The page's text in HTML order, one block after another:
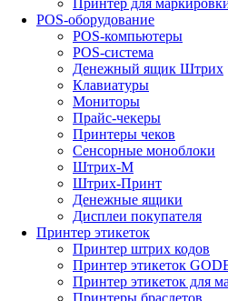
Принтер для
POS-оборудование
POS-компьютеры
POS-система
Денежный ящик Штрих
Клавиатуры
Мониторы
Прайс-чекеры
Принтеры чеков
Сенсорные моноблоки
Штрих-М
Штрих-Принт
Денежные ящики
Дисплеи покупателя
Принтер этикеток
Принтер штрих кодов
Принтер этикеток
Принтер этикеток для
Принтеры браслетов